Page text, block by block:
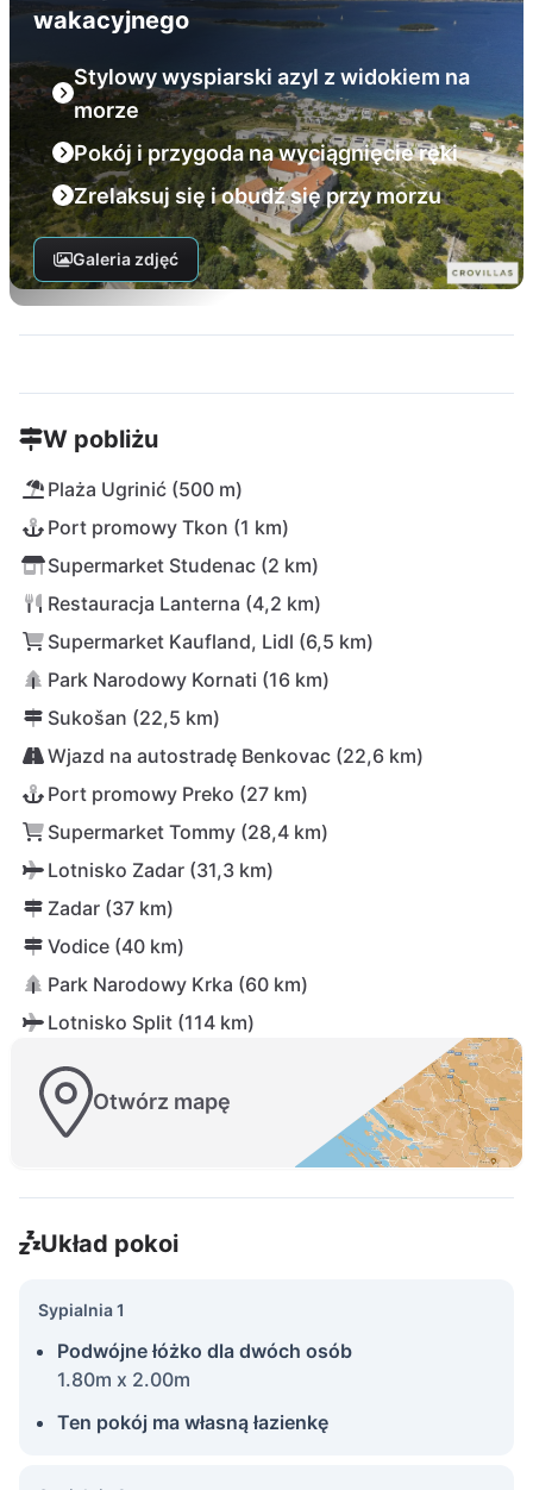
wakacyjnego
Stylowy wyspiarski azyl z widokiem na
morze
Pokój i przygoda na wyciągnięcie ręki
Zrelaksuj się i obudź się przy morzu
Galeria zdjęć
W pobliżu
Plaża Ugrinić (500 m)
Port promowy Tkon (1 km)
Supermarket Studenac (2 km)
Restauracja Lanterna (4,2 km)
Supermarket Kaufland, Lidl (6,5 km)
Park Narodowy Kornati (16 km)
Sukošan (22,5 km)
Wjazd na autostradę Benkovac (22,6 km)
Port promowy Preko (27 km)
Supermarket Tommy (28,4 km)
Lotnisko Zadar (31,3 km)
Zadar (37 km)
Vodice (40 km)
Park Narodowy Krka (60 km)
Lotnisko Split (114 km)
Otwórz mapę
Układ pokoi
Sypialnia 1
Podwójne łóżko dla dwóch osób
1.80m x 2.00m
Ten pokój ma własną łazienkę